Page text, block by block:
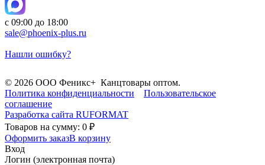
с 09:00 до 18:00
sale@phoenix-plus.ru
Нашли ошибку?
© 2026 ООО Феникс+ Канцтовары оптом.
Политика конфиденциальности
Пользовательское
соглашение
Разработка сайта RUFORMAT
Товаров на сумму: 0 ₽
Оформить заказВ корзину
Вход
Логин (электронная почта)